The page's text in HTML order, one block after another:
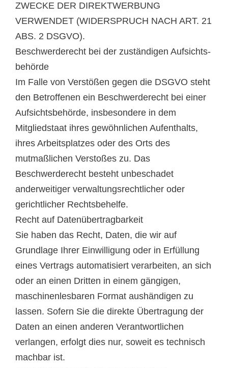
ZWECKE DER DIREKTWERBUNG
VERWENDET (WIDERSPRUCH NACH ART. 21
ABS. 2 DSGVO).
Beschwerde­recht bei der zuständigen Aufsichts­
behörde
Im Falle von Verstößen gegen die DSGVO steht
den Betroffenen ein Beschwerderecht bei einer
Aufsichtsbehörde, insbesondere in dem
Mitgliedstaat ihres gewöhnlichen Aufenthalts,
ihres Arbeitsplatzes oder des Orts des
mutmaßlichen Verstoßes zu. Das
Beschwerderecht besteht unbeschadet
anderweitiger verwaltungsrechtlicher oder
gerichtlicher Rechtsbehelfe.
Recht auf Daten­übertrag­barkeit
Sie haben das Recht, Daten, die wir auf
Grundlage Ihrer Einwilligung oder in Erfüllung
eines Vertrags automatisiert verarbeiten, an sich
oder an einen Dritten in einem gängigen,
maschinenlesbaren Format aushändigen zu
lassen. Sofern Sie die direkte Übertragung der
Daten an einen anderen Verantwortlichen
verlangen, erfolgt dies nur, soweit es technisch
machbar ist.